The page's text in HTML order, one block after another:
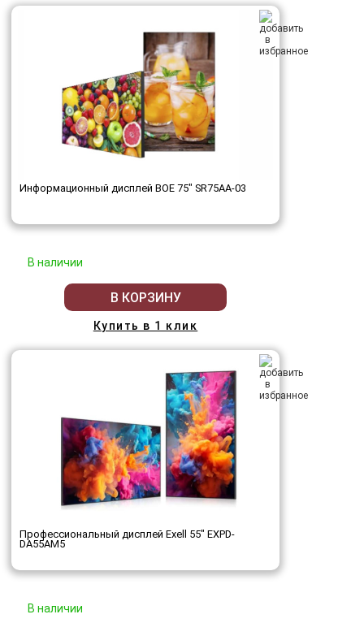
Информационный дисплей BOE 75" SR75AA-03
В наличии
В КОРЗИНУ
Купить в 1 клик
Профессиональный дисплей Exell 55" EXPD-
DA55AM5
В наличии